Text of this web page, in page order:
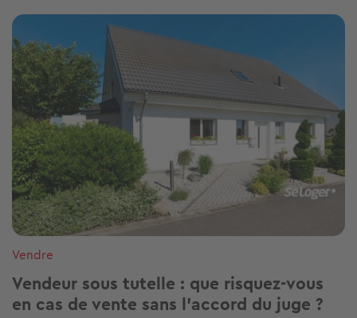
Image
Vendre
Vendeur sous tutelle : que risquez-vous
en cas de vente sans l’accord du juge ?